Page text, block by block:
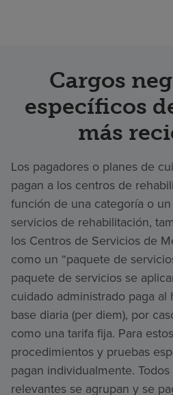
Cargos
específicos
más
Los pagadores o planes de
pagan a los centros de
función de una categoría o
servicios de rehabilitación,
los Centros de Servicios de
como un “paquete de
paquete de servicios se
cuidado administrado paga al
base diaria (per diem), por
como una tarifa fija. Para
procedimientos y pruebas
pagan individualmente.
relevantes se agrupan y se